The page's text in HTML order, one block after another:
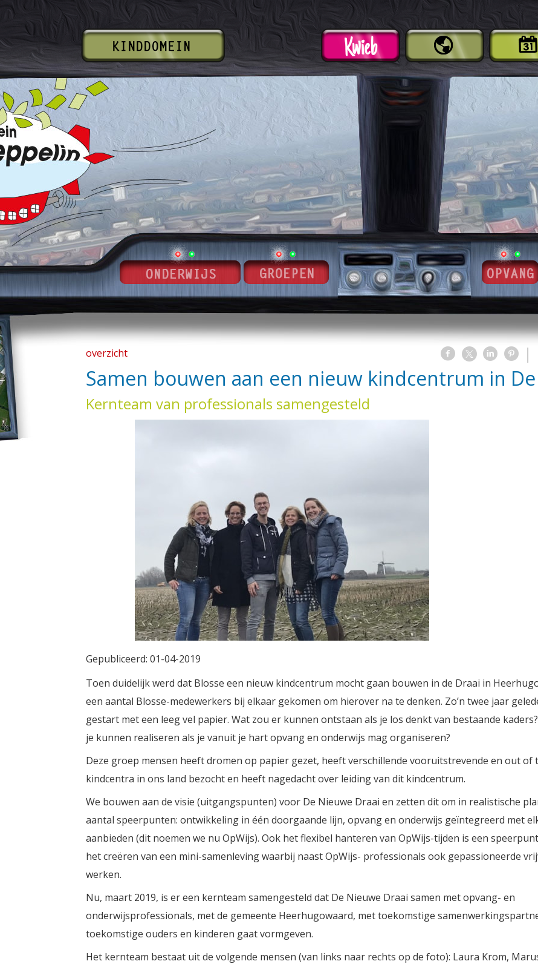
overzicht
Samen bouwen aan een nieuw kindcentrum in
Kernteam van professionals samengesteld
Gepubliceerd: 01-04-2019
Toen duidelijk werd dat Blosse een nieuw kindcentrum mocht gaan bouwen in de Draai in
een aantal Blosse-medewerkers bij elkaar gekomen om hierover na te denken. Zo’n twee jaar
gestart met een leeg vel papier. Wat zou er kunnen ontstaan als je los denkt van bestaande
je kunnen realiseren als je vanuit je hart opvang en onderwijs mag organiseren?
Deze groep mensen heeft dromen op papier gezet, heeft verschillende vooruitstrevende en out of
kindcentra in ons land bezocht en heeft nagedacht over leiding van dit kindcentrum.
We bouwen aan de visie (uitgangspunten) voor De Nieuwe Draai en zetten dit om in realistische
aantal speerpunten: ontwikkeling in één doorgaande lijn, opvang en onderwijs geïntegreerd met
aanbieden (dit noemen we nu OpWijs). Ook het flexibel hanteren van OpWijs-tijden is een
het creëren van een mini-samenleving waarbij naast OpWijs- professionals ook gepassioneerde
werken.
Nu, maart 2019, is er een kernteam samengesteld dat De Nieuwe Draai samen met opvang- en
onderwijsprofessionals, met de gemeente Heerhugowaard, met toekomstige
toekomstige ouders en kinderen gaat vormgeven.
Het kernteam bestaat uit de volgende mensen (van links naar rechts op de foto): Laura Krom,